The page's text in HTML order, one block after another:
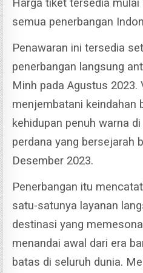
Harga tiket tersedia
semua penerbangan
Penawaran ini tersedia
penerbangan langsung
Minh pada Agustus 2023.
menjembatani keindahan
kehidupan penuh warna
perdana yang bersejarah
Desember 2023.
Penerbangan itu
satu-satunya layanan
destinasi yang
menandai awal dari era
batas di seluruh dunia.